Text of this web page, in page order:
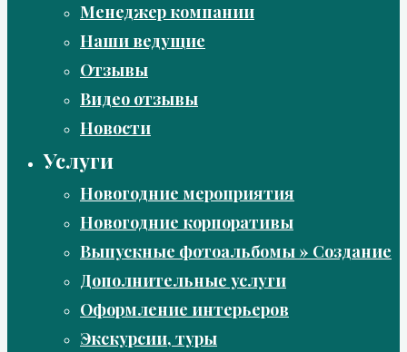
Менеджер компании
Наши ведущие
Отзывы
Видео отзывы
Новости
Услуги
Новогодние мероприятия
Новогодние корпоративы
Выпускные фотоальбомы » Создание
Дополнительные услуги
Оформление интерьеров
Экскурсии, туры